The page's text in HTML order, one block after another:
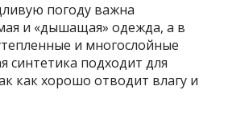
погоду важна
и «дышащая» одежда, а в
и многослойные
синтетика подходит для
как хорошо отводит влагу и